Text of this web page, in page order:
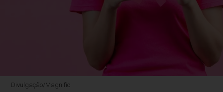
Divulgação/Magnific